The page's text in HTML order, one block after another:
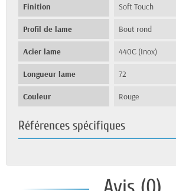
Finition Soft Touch
Profil de lame Bout rond
Acier lame 440C (Inox)
Longueur lame 72
Couleur Rouge
Références spécifiques